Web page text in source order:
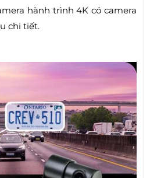
hành trình 4K có camera
chi tiết.